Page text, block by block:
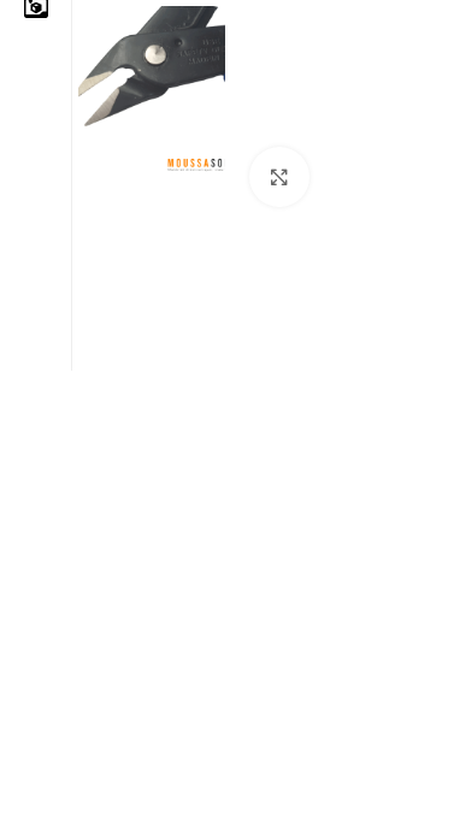
05 25 62 62 25